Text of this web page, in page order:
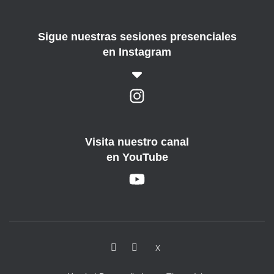
Sigue nuestras sesiones presenciales
en Instagram
Visita nuestro canal
en YouTube
X